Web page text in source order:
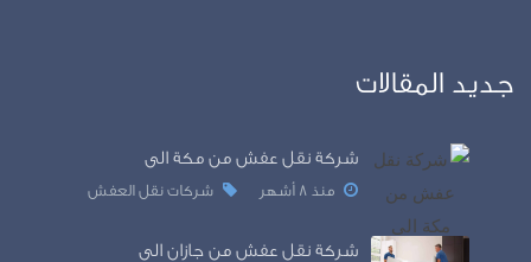
sakarya
serdivan
جديد المقالات
شركة نقل عفش من مكة الى
منذ 8 أشهر شركات نقل العفش
شركة نقل عفش من جازان الى